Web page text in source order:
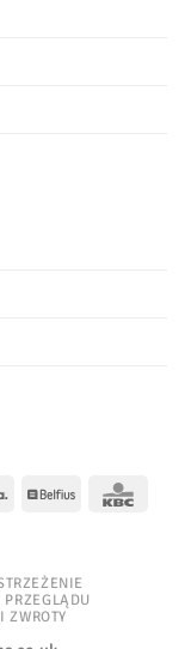
Klarna Belfius
PRZEGLĄDU
ZWROTY